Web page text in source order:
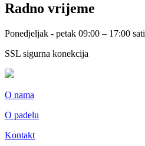
Radno vrijeme
Ponedjeljak - petak 09:00 – 17:00 sati
SSL sigurna konekcija
O nama
O padelu
Kontakt